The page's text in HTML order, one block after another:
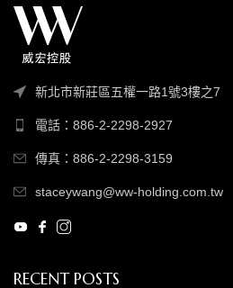
新北市新莊區五權一路1號3樓之7
電話：886-2-2298-2927
傳真：886-2-2298-3159
staceywang@ww-holding.com.tw
RECENT POSTS